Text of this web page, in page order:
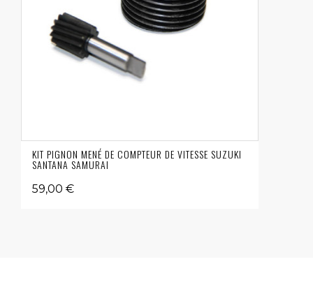
KIT PIGNON MENÉ DE COMPTEUR DE VITESSE SUZUKI
SANTANA SAMURAI
59,00 €